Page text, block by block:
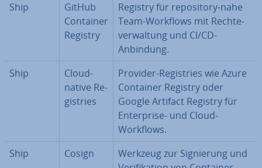
Ship
GitHub
Container
Registry
Registry für re­po­si­to­ry-nahe
Team-Workflows mit Rech­te­
ver­wal­tung und CI/CD-
Anbindung.
Ship
Cloud-
native Re­
gis­tries
Provider-Re­gis­tries wie Azure
Container Registry oder
Google Artifact Registry für
En­ter­pri­se- und Cloud-
Workflows.
Ship
Cosign
Werkzeug zur Si­gnie­rung und